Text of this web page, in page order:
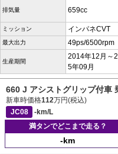
排気量 659cc
ミッション インパネCVT
最大出力 49ps/6500rpm
生産期間
2014年12月～
5年09月
660 J アシストグリップ付車
新車時価格112万円(税込)
JC08
-km/L
満タンでどこまで走る？
-km